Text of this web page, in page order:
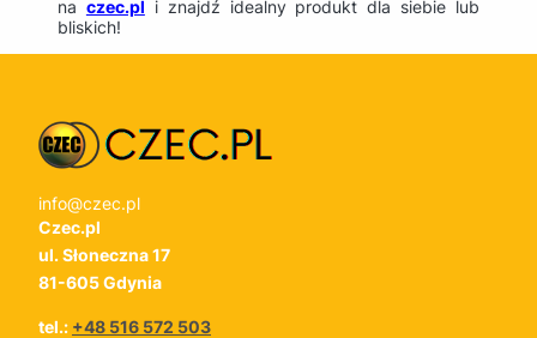
na czec.pl i znajdź idealny produkt dla siebie lub
bliskich!
info@czec.pl
Czec.pl
ul. Słoneczna 17
81-605 Gdynia
tel.: +48 516 572 503